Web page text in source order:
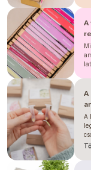
U cínií
ideálně
nimi do
při
tento
A
A
A